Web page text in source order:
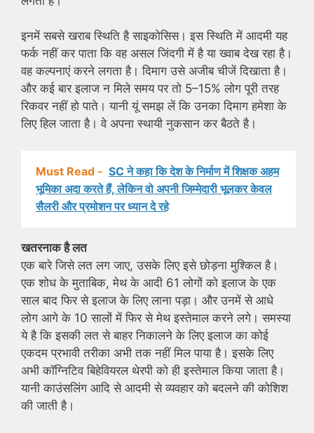
इनमें सबसे खराब स्थिति है साइकोसिस। इस स्थिति में आदमी यह
फर्क नहीं कर पाता कि वह असल जिंदगी में है या ख्वाब देख रहा है।
वह कल्पनाएं करने लगता है। दिमाग उसे अजीब चीजें दिखाता है।
और कई बार इलाज न मिले समय पर तो 5–15% लोग पूरी तरह
रिकवर नहीं हो पाते। यानी यूं समझ लें कि उनका दिमाग हमेशा के
लिए हिल जाता है। वे अपना स्थायी नुकसान कर बैठते है।
Must Read - SC ने कहा कि देश के निर्माण में शिक्षक अहम
भूमिका अदा करते हैं, लेकिन वो अपनी जिम्मेदारी भूलकर केवल
सैलरी और प्रमोशन पर ध्यान दे रहे
खतरनाक है लत
एक बारे जिसे लत लग जाए, उसके लिए इसे छोड़ना मुश्किल है।
एक शोध के मुताबिक, मेथ के आदी 61 लोगों को इलाज के एक
साल बाद फिर से इलाज के लिए लाना पड़ा। और उनमें से आधे
लोग आगे के 10 सालों में फिर से मेथ इस्तेमाल करने लगे। समस्या
ये है कि इसकी लत से बाहर निकालने के लिए इलाज का कोई
एकदम प्रभावी तरीका अभी तक नहीं मिल पाया है। इसके लिए
अभी कॉग्निटिव बिहेवियरल थेरपी को ही इस्तेमाल किया जाता है।
यानी काउंसलिंग आदि से आदमी से व्यवहार को बदलने की कोशिश
की जाती है।